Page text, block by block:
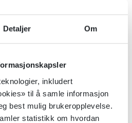
Detaljer Om
inkludert
til å samle informasjon
best mulig brukeropplevelse.
statistikk om hvordan
skoleproblemer, vold
seksualitet og rus.
tilgjengelighet og
som styrker.
de
og høy